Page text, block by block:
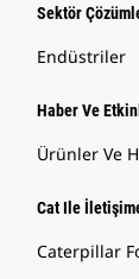
Sektör
Endüstriler
Haber Ve
Ürünler Ve
Cat Ile
Caterpillar